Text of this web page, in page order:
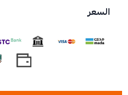
السعر